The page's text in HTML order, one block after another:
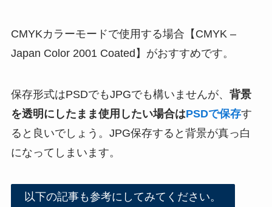
CMYKカラーモードで使用する場合【CMYK –
Japan Color 2001 Coated】がおすすめです。
保存形式はPSDでもJPGでも構いませんが、 背景
を透明にしたまま使用したい場合はPSDで保存す
ると良いでしょう。JPG保存すると背景が真っ白
になってしまいます。
以下の記事も参考にしてみてください。